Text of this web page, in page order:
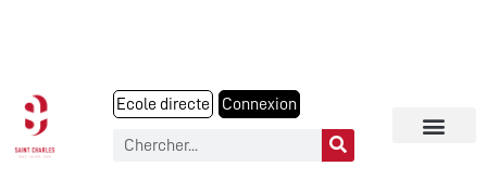
Ecole directe Connexion